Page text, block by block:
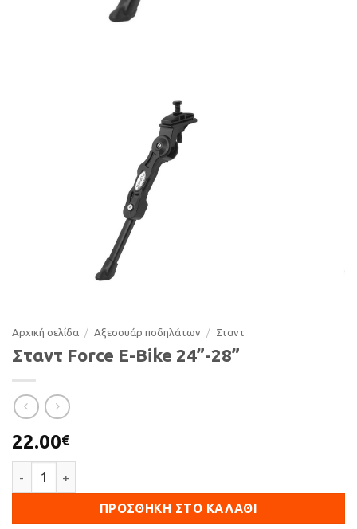
Αρχική σελίδα / Αξεσουάρ ποδηλάτων / Σταντ
Σταντ Force E-Bike 24”-28”
22.00€
ΠΡΟΣΘΉΚΗ ΣΤΟ ΚΑΛΆΘΙ